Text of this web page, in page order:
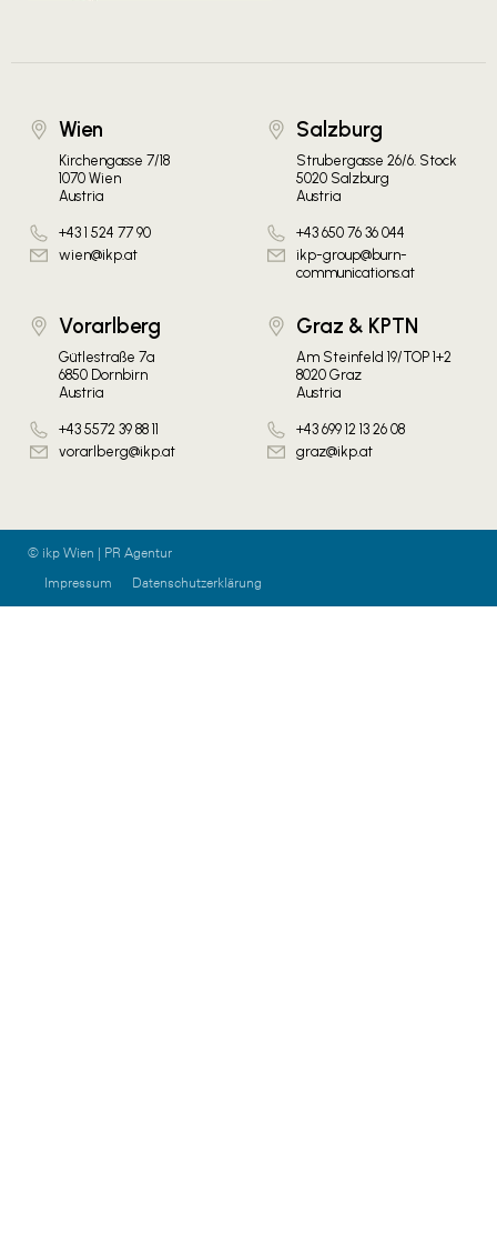
Wien
Kirchengasse 7/18
1070 Wien
Austria
+43 1 524 77 90
wien@ikp.at
Salzburg
Strubergasse 26/6. Stock
5020 Salzburg
Austria
+43 650 76 36 044
ikp-group@burn-
communications.at
Vorarlberg
Gütlestraße 7a
6850 Dornbirn
Austria
+43 5572 39 88 11
vorarlberg@ikp.at
Graz & KPTN
Am Steinfeld 19/TOP 1+2
8020 Graz
Austria
+43 699 12 13 26 08
graz@ikp.at
© ikp Wien | PR Agentur
Impressum
Datenschutzerklärung